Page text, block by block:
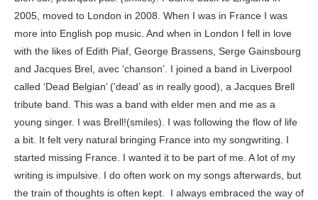
2005, moved to London in 2008. When I was in France I was
more into English pop music. And when in London I fell in love
with the likes of Edith Piaf, George Brassens, Serge Gainsbourg
and Jacques Brel, avec ‘chanson’. I joined a band in Liverpool
called ‘Dead Belgian’ (‘dead’ as in really good), a Jacques Brell
tribute band. This was a band with elder men and me as a
young singer. I was Brell!(smiles). I was following the flow of life
a bit. It felt very natural bringing France into my songwriting. I
started missing France. I wanted it to be part of me. A lot of my
writing is impulsive. I do often work on my songs afterwards, but
the train of thoughts is often kept. I always embraced the way of